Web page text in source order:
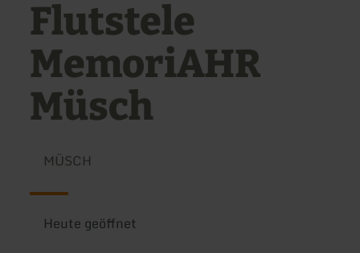
Flutstele
MemoriAHR
Müsch
MÜSCH
Heute geöffnet